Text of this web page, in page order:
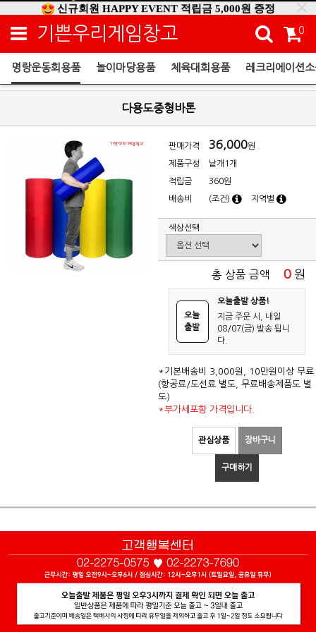
신규회원 HAPPY EVENT 적립금 5,000원 증정
❤ 신제품 ' 컬링&볼링 ' 출시! ❤
기쁜우리게임창고 0
명랑운동회용품 놀이마당용품 체육대회용품 레크리에이션
다용도중형바톤
판매가격 36,000원
제품구성 낱개1개
적립금 360원
배송비 (조건) 지역별
색상선택
총 상품 금액 0 원
오늘
출발
오늘출발 상품!
지금 주문 시, 내일
08/07(금) 발송 됩니
다.
*기본배송비 3,000원, 10만원이상 무료
(항공료/도선료 별도, 무료배송제품도 별
도)
*부가세포함 가격입니다.
관심상품 장바구니
구매하기